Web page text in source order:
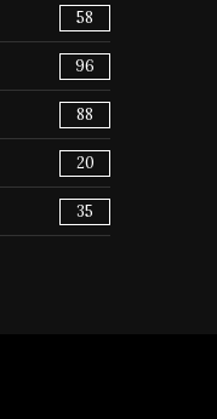
58
96
88
20
35